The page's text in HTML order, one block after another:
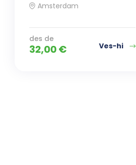
Amsterdam
des de
32,00€ Ves-hi